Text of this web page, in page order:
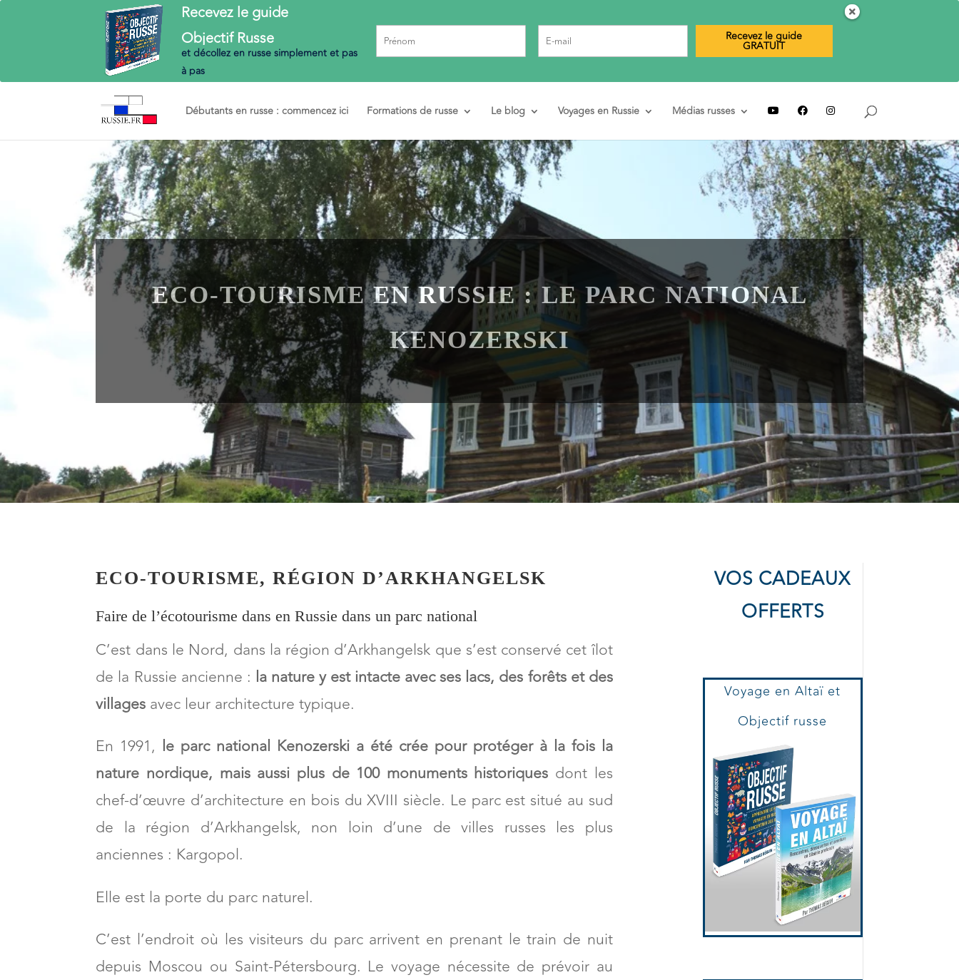
Débutants en russe : commencez ici Formations de russe Le blog Voyages en Russie Médias russes
ECO-TOURISME EN RUSSIE : LE PARC NATIONAL
KENOZERSKI
ECO-TOURISME, RÉGION D’ARKHANGELSK
Faire de l’écotourisme dans en Russie dans un parc national
C’est dans le Nord, dans la région d’Arkhangelsk que s’est conservé cet îlot
de la Russie ancienne : la nature y est intacte avec ses lacs, des forêts et des
villages avec leur architecture typique.
En 1991, le parc national Kenozerski a été crée pour protéger à la fois la
nature nordique, mais aussi plus de 100 monuments historiques dont les
chef-d’œuvre d’architecture en bois du XVIII siècle. Le parc est situé au sud
de la région d’Arkhangelsk, non loin d’une de villes russes les plus
anciennes : Kargopol.
Elle est la porte du parc naturel.
C’est l’endroit où les visiteurs du parc arrivent en prenant le train de nuit
depuis Moscou ou Saint-Pétersbourg. Le voyage nécessite de prévoir au
VOS CADEAUX
OFFERTS
Voyage en Altaï et
Objectif russe
Recevez le guide
ObjectifRusse
et décollez en russesimplement et pas
à pas
Recevez le guide
GRATUIT